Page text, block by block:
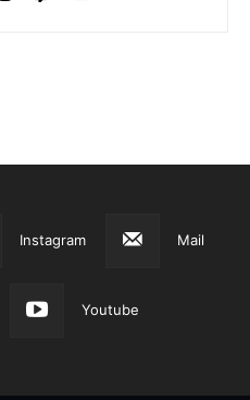
Instagram Mail
Youtube